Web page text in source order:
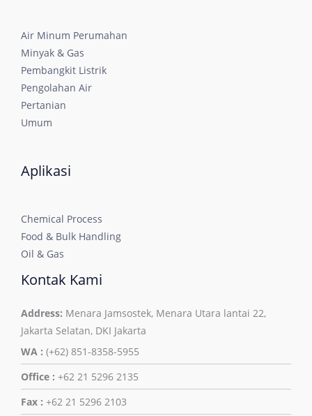
Air Minum Perumahan
Minyak & Gas
Pembangkit Listrik
Pengolahan Air
Pertanian
Umum
Aplikasi
Chemical Process
Food & Bulk Handling
Oil & Gas
Kontak Kami
Address: Menara Jamsostek, Menara Utara lantai 22,
Jakarta Selatan, DKI Jakarta
WA : (+62) 851-8358-5955
Office : +62 21 5296 2135
Fax : +62 21 5296 2103